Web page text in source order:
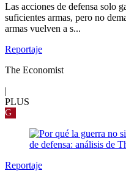
Las acciones de defensa solo
suficientes armas, pero no
armas vuelven a s...
Reportaje
The Economist
|
PLUS
G
Reportaje